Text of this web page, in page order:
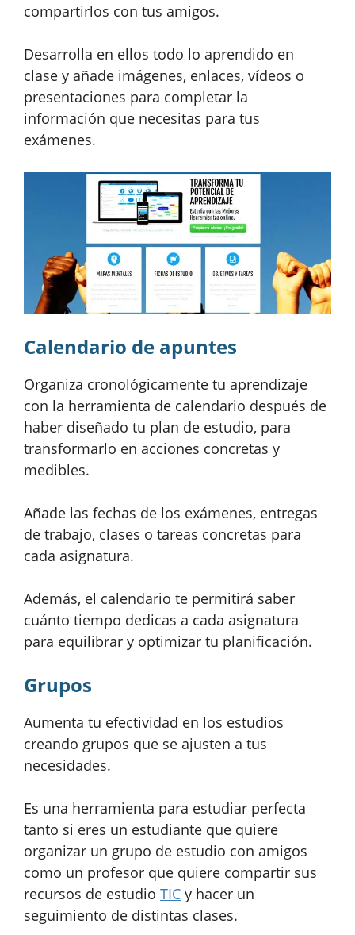
compartirlos con tus amigos.
Desarrolla en ellos todo lo aprendido en
clase y añade imágenes, enlaces, vídeos o
presentaciones para completar la
información que necesitas para tus
exámenes.
Calendario de apuntes
Organiza cronológicamente tu aprendizaje
con la herramienta de calendario después de
haber diseñado tu plan de estudio, para
transformarlo en acciones concretas y
medibles.
Añade las fechas de los exámenes, entregas
de trabajo, clases o tareas concretas para
cada asignatura.
Además, el calendario te permitirá saber
cuánto tiempo dedicas a cada asignatura
para equilibrar y optimizar tu planificación.
Grupos
Aumenta tu efectividad en los estudios
creando grupos que se ajusten a tus
necesidades.
Es una herramienta para estudiar perfecta
tanto si eres un estudiante que quiere
organizar un grupo de estudio con amigos
como un profesor que quiere compartir sus
recursos de estudio TIC y hacer un
seguimiento de distintas clases.